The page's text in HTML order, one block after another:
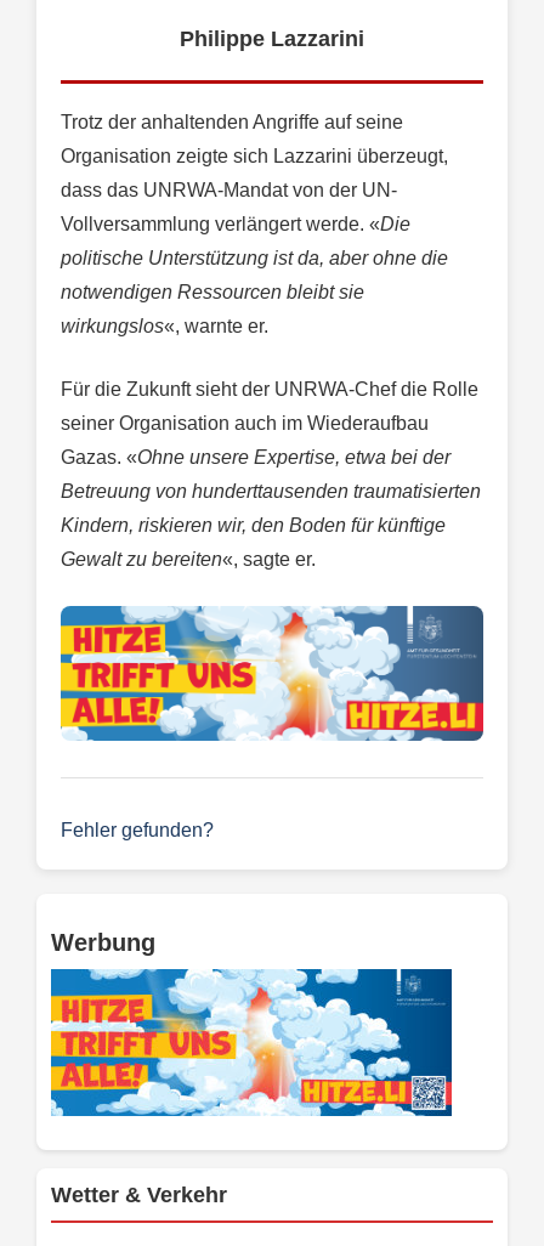
Philippe Lazzarini
Trotz der anhaltenden Angriffe auf seine
Organisation zeigte sich Lazzarini überzeugt,
dass das UNRWA-Mandat von der UN-
Vollversammlung verlängert werde. «Die
politische Unterstützung ist da, aber ohne die
notwendigen Ressourcen bleibt sie
wirkungslos«, warnte er.
Für die Zukunft sieht der UNRWA-Chef die Rolle
seiner Organisation auch im Wiederaufbau
Gazas. «Ohne unsere Expertise, etwa bei der
Betreuung von hunderttausenden traumatisierten
Kindern, riskieren wir, den Boden für künftige
Gewalt zu bereiten«, sagte er.
Fehler gefunden?
Werbung
Wetter & Verkehr